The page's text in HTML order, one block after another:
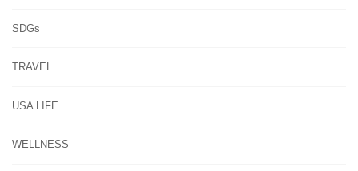
SDGs
TRAVEL
USA LIFE
WELLNESS